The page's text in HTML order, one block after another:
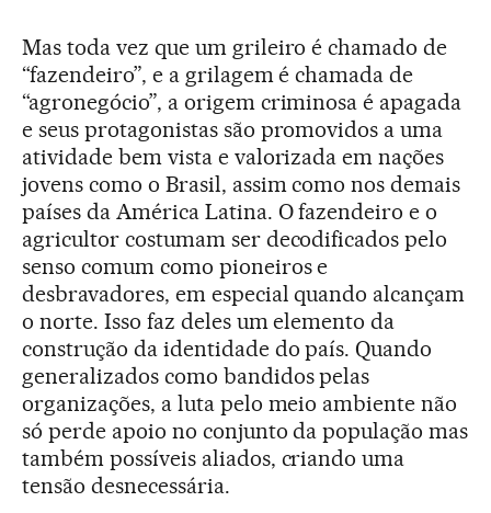
Mas toda vez que um grileiro é chamado de
“fazendeiro”, e a grilagem é chamada de
“agronegócio”, a origem criminosa é apagada
e seus protagonistas são promovidos a uma
atividade bem vista e valorizada em nações
jovens como o Brasil, assim como nos demais
países da América Latina. O fazendeiro e o
agricultor costumam ser decodificados pelo
senso comum como pioneiros e
desbravadores, em especial quando alcançam
o norte. Isso faz deles um elemento da
construção da identidade do país. Quando
generalizados como bandidos pelas
organizações, a luta pelo meio ambiente não
só perde apoio no conjunto da população mas
também possíveis aliados, criando uma
tensão desnecessária.